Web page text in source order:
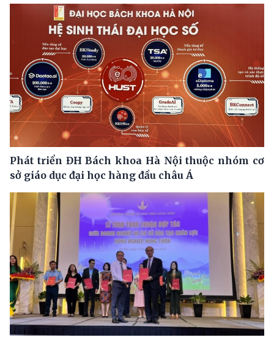
Phát triển ĐH Bách khoa Hà Nội thuộc nhóm cơ
sở giáo dục đại học hàng đầu châu Á